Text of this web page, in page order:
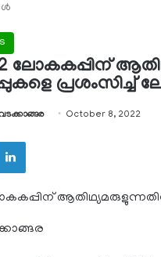
ലോകകപ്പിന്
പ്രശംസിച്ച്
October 8, 2022
LinkedIn